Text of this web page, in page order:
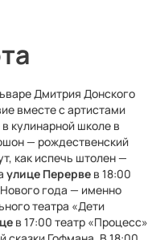
Дмитрия Донского
вместе с артистами
кулинарной школе в
— рождественский
как испечь штолен —
улице Перерве в 18:00
года — именно
театра «Дети
в 17:00 театр «Процесс»